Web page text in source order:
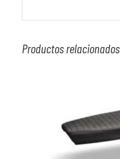
Productos relacionados